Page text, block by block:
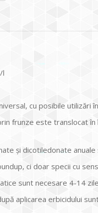
l
cu posibile utilizări
frunze este translocat
şi dicotiledonate
ci doar specii cu
sunt necesare 4-14
aplicarea erbicidului